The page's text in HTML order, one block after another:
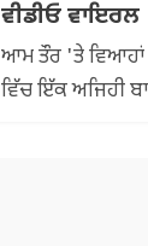
ਵੀਡੀਓ ਵਾਇਰਲ
ਆਮ ਤੌਰ 'ਤੇ ਵਿਆਹਾਂ
ਵਿੱਚ ਇੱਕ ਅਜਿਹੀ